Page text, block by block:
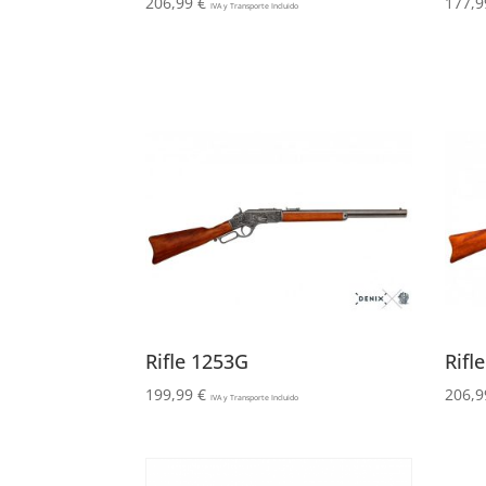
IVA y Transporte Incluido
Rifle 1253G
199,99€ IVA y Transporte Incluido